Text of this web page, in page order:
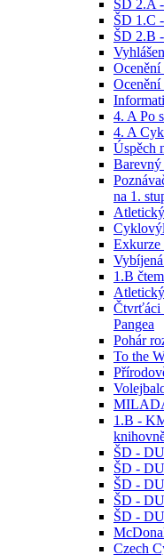
ŠD 2.A
ŠD 1.C
ŠD 2.B
Ocenění
Ocenění
4. A Po
4. A
Úspěch
na 1.
1.B
Čtvrťáci
Pangea
Pohár
To the
1.B -
ŠD -
ŠD -
ŠD -
ŠD -
ŠD -
Czech